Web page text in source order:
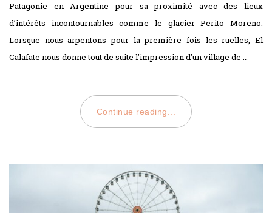
Patagonie en Argentine pour sa proximité avec des lieux
d’intérêts incontournables comme le glacier Perito Moreno.
Lorsque nous arpentons pour la première fois les ruelles, El
Calafate nous donne tout de suite l’impression d’un village de …
Continue reading...